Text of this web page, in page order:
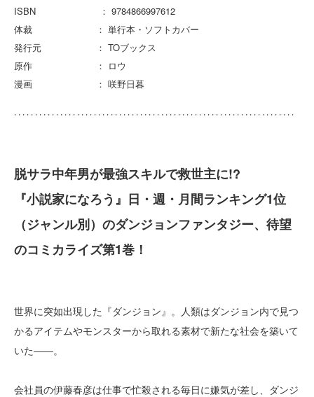
ISBN ： 9784866997612
体裁 ： 単行本・ソフトカバー
発行元 ： TOブックス
原作 ： ロウ
漫画 ： 咲野日暮
脱サラ中年男が最強スキルで救世主に!?
『小説家になろう』日・週・月間ランキング1位
（ジャンル別）のダンジョンファンタジー、待望
のコミカライズ第1巻！
世界に突如出現した『ダンジョン』。人類はダンジョン内で見つ
かるアイテムやモンスターから取れる素材で新たな社会を築いて
いた――。
会社員の伊藤春彦は仕事で忙殺される毎日に嫌気が差し、ダンジ